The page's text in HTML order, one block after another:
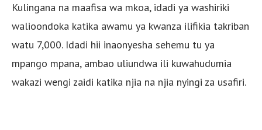
Kulingana na maafisa wa mkoa, idadi ya washiriki
walioondoka katika awamu ya kwanza ilifikia takriban
watu 7,000. Idadi hii inaonyesha sehemu tu ya
mpango mpana, ambao uliundwa ili kuwahudumia
wakazi wengi zaidi katika njia na njia nyingi za usafiri.